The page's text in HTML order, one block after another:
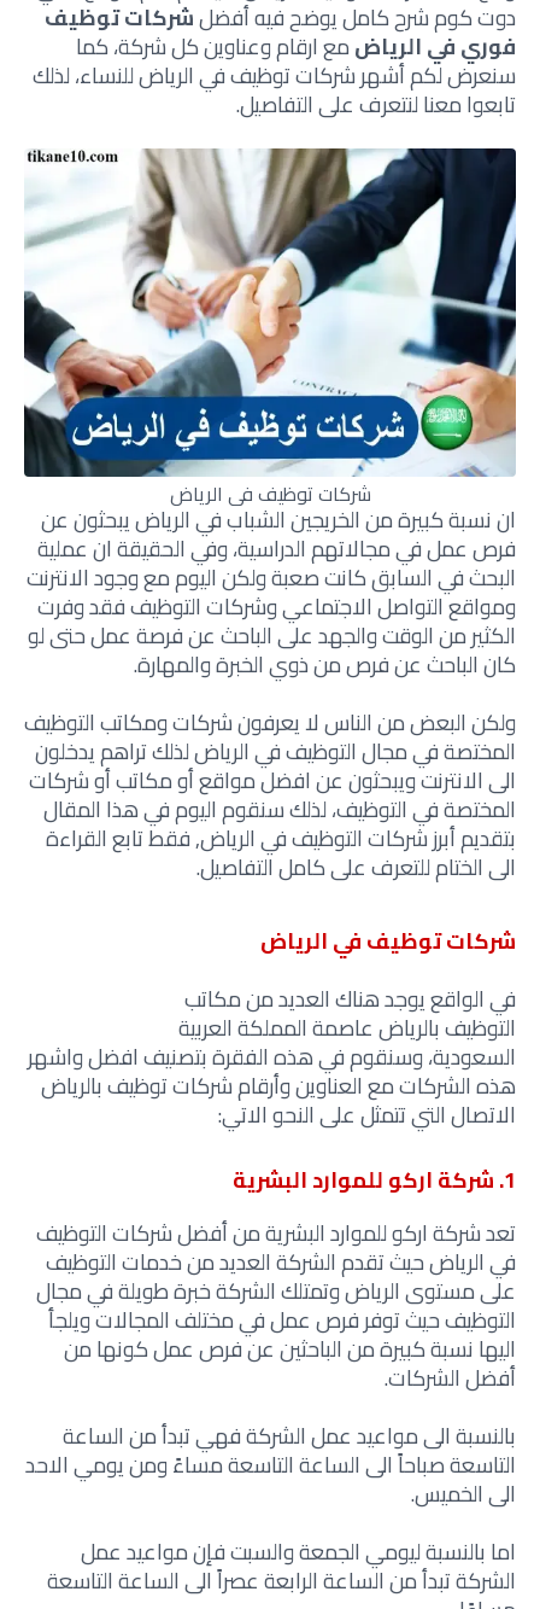
دوت كوم شرح كامل يوضح فيه أفضلشركات توظيف
فوري في الرياضمع ارقام وعناوين كل شركة، كما
سنعرض لكم أشهر شركات توظيف في الرياض للنساء، لذلك
تابعوا معنا لنتعرف على التفاصيل.
شركات توظيف في الرياض
ان نسبة كبيرة من الخريجين الشباب في الرياض يبحثون عن
فرص عمل في مجالاتهم الدراسية،وفي الحقيقة ان عملية
البحث في السابق كانت صعبة ولكن اليوم مع وجود الانترنت
ومواقع التواصل الاجتماعي وشركات التوظيف فقد وفرت
الكثير من الوقت والجهد على الباحث عن فرصة عمل حتى لو
كان الباحث عن فرص من ذوي الخبرة والمهارة.
ولكن البعض من الناس لا يعرفون شركات ومكاتب التوظيف
المختصة في مجال التوظيف في الرياض لذلك تراهم يدخلون
الى الانترنت ويبحثون عن افضل مواقع أو مكاتب أو شركات
المختصة في التوظيف،لذلك سنقوم اليوم في هذا المقال
بتقديم أبرز شركات التوظيف في الرياض, فقط تابع القراءة
الى الختام للتعرف على كامل التفاصيل.
شركات توظيف في الرياض
في الواقع يوجد هناك العديد من مكاتب
التوظيفبالرياضعاصمة المملكةالعربية
السعودية،وسنقوم في هذه الفقرة بتصنيف افضل واشهر
هذه الشركات مع العناوين وأرقام شركات توظيف بالرياض
الاتصال التي تتمثل على النحو الاتي:
1. شركة اركو للموارد البشرية
تعد شركة اركو للموارد البشرية من أفضل شركات التوظيف
في الرياض حيث تقدم الشركة العديد من خدمات التوظيف
على مستوى الرياض وتمتلك الشركة خبرة طويلة في مجال
التوظيف حيث توفر فرص عمل في مختلف المجالات ويلجأ
اليها نسبة كبيرة من الباحثين عن فرص عمل كونها من
أفضل الشركات.
بالنسبة الى مواعيد عمل الشركة فهي تبدأ من الساعة
التاسعة صباحاً الى الساعة التاسعة مساءً ومن يومي الاحد
الى الخميس.
اما بالنسبة ليومي الجمعة والسبت فإن مواعيد عمل
الشركة تبدأ من الساعة الرابعة عصراً الى الساعة التاسعة